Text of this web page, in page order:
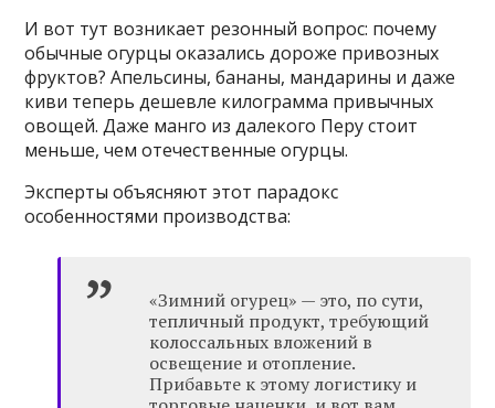
И вот тут возникает резонный вопрос: почему
обычные огурцы оказались дороже привозных
фруктов? Апельсины, бананы, мандарины и даже
киви теперь дешевле килограмма привычных
овощей. Даже манго из далекого Перу стоит
меньше, чем отечественные огурцы.
Эксперты объясняют этот парадокс
особенностями производства:
«Зимний огурец» — это, по сути,
тепличный продукт, требующий
колоссальных вложений в
освещение и отопление.
Прибавьте к этому логистику и